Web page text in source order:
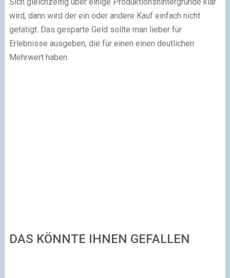
wird, dann wird der ein oder andere Kauf einfach nicht
getätigt. Das gesparte Geld sollte man lieber für
Erlebnisse ausgeben, die für einen einen deutlichen
Mehrwert haben.
DAS KÖNNTE IHNEN GEFALLEN